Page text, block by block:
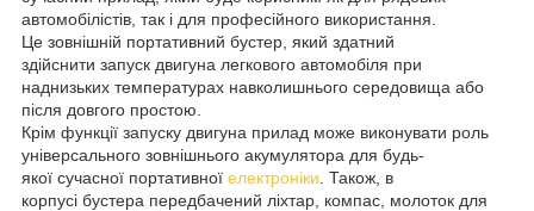
автомобілістів, так і для професійного використання.
Це зовнішній портативний бустер, який здатний
здійснити запуск двигуна легкового автомобіля при
наднизьких температурах навколишнього середовища або
після довгого простою.
Крім функції запуску двигуна прилад може виконувати роль
універсального зовнішнього акумулятора для будь-
якої сучасної портативної електроніки . Також, в
корпусі бустера передбачений ліхтар, компас, молоток для